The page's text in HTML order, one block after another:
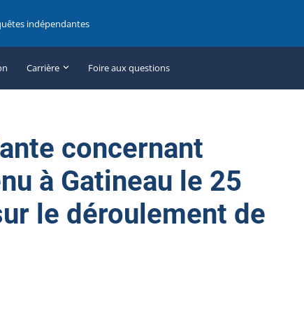
indépendantes
Carrière Foire aux questions
concernant
à Gatineau le 25
le déroulement de